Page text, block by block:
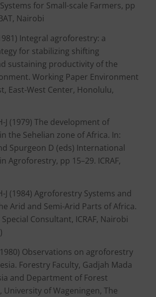
for Small-scale Farmers, pp
Nairobi
Integral agroforestry: a
for stabilizing shifting
sustaining productivity of the
Working Paper Environment
East-West Center, Honolulu,
J (1979) The development of
the Sehelian zone of Africa. In:
Spurgeon D (eds) International
Agroforestry, pp 15–29. ICRAF,
J (1984) Agroforestry Systems and
Arid and Semi-Arid Parts of Africa.
Consultant, ICRAF, Nairobi
Observations on agroforestry
Forestry Faculty, Gadjah Mada
and Department of Forest
University of Wageningen, The